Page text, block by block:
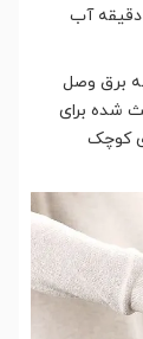
دقیقه آب
برق وصل
شده برای
کوچک